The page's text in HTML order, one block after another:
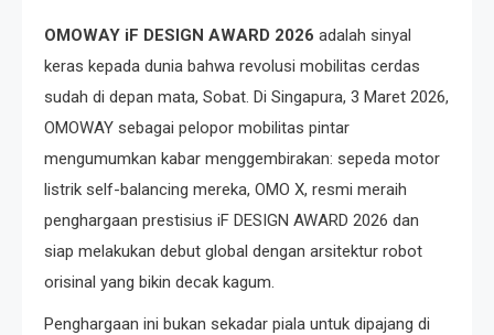
OMOWAY iF DESIGN AWARD 2026 adalah sinyal
keras kepada dunia bahwa revolusi mobilitas cerdas
sudah di depan mata, Sobat. Di Singapura, 3 Maret 2026,
OMOWAY sebagai pelopor mobilitas pintar
mengumumkan kabar menggembirakan: sepeda motor
listrik self-balancing mereka, OMO X, resmi meraih
penghargaan prestisius iF DESIGN AWARD 2026 dan
siap melakukan debut global dengan arsitektur robot
orisinal yang bikin decak kagum.
Penghargaan ini bukan sekadar piala untuk dipajang di